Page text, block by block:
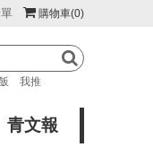
購物車(0)
我推
馬來西亞
青文報